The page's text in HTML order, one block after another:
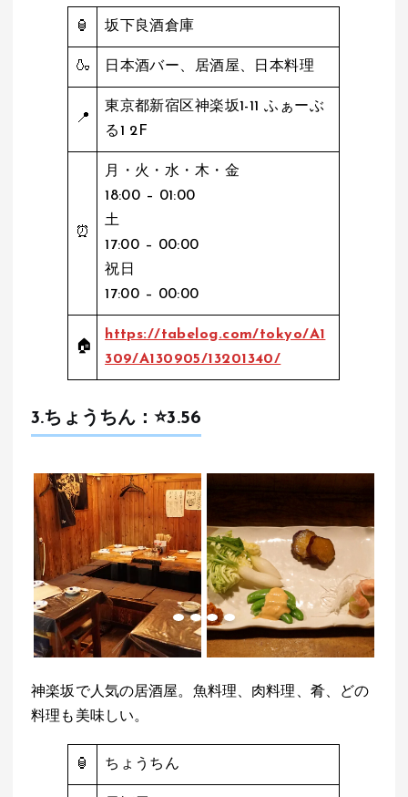
🏮 坂下良酒倉庫
🍶 日本酒バー、居酒屋、日本料理
📍
東京都新宿区神楽坂1-11 ふぁーぶ
る1 2F
⏰
月・火・水・木・金
18:00 – 01:00
土
17:00 – 00:00
祝日
17:00 – 00:00
🏠
https://tabelog.com/tokyo/A1
309/A130905/13201340/
3.ちょうちん ：⭐️3.56
神楽坂で人気の居酒屋。魚料理、肉料理、肴、どの
料理も美味しい。
🏮 ちょうちん